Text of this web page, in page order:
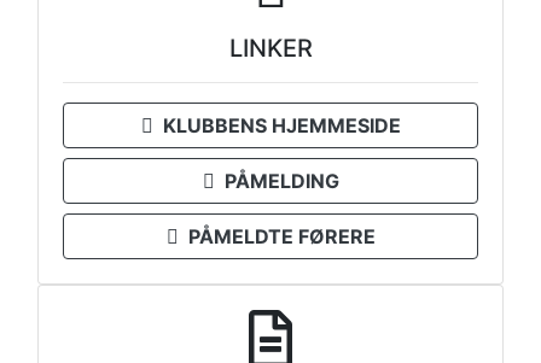
LINKER
KLUBBENS HJEMMESIDE
PÅMELDING
PÅMELDTE FØRERE